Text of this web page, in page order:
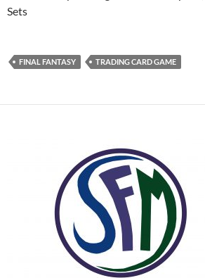
Sets
FINAL FANTASY TRADING CARD GAME